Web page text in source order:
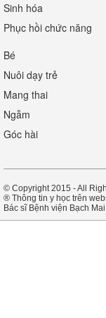
Sinh hóa
Phục hồi chức năng
Bé
Nuôi dạy trẻ
Mang thai
Ngẫm
Góc hài
© Copyright 2015 - All
® Thông tin y học trên
Bác sĩ Bệnh viện Bạch